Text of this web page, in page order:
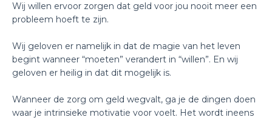
Wij willen ervoor zorgen dat geld voor jou nooit meer een
probleem hoeft te zijn.
Wij geloven er namelijk in dat de magie van het leven
begint wanneer “moeten” verandert in “willen”. En wij
geloven er heilig in dat dit mogelijk is.
Wanneer de zorg om geld wegvalt, ga je de dingen doen
waar je intrinsieke motivatie voor voelt. Het wordt ineens